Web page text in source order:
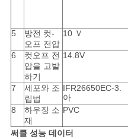
하
다
사
이
5
방전 컷-
오프 전압
10 Ｖ
6
컷오프 전
압을 고발
하기
14.8V
7
세포와 조
립법
IFR26650EC-3.
아
8
하우징 소
재
PVC
써클 성능 데이터